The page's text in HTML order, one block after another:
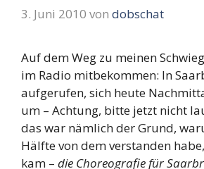
3. Juni 2010 von dobschat
Auf dem Weg zu meinen
im Radio mitbekommen: In
aufgerufen, sich heute
um – Achtung, bitte jetzt nicht
das war nämlich der Grund,
Hälfte von dem verstanden
kam – die Choreografie für